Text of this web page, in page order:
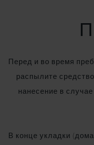
Перед и во время
распылите
нанесение в
В конце укладки